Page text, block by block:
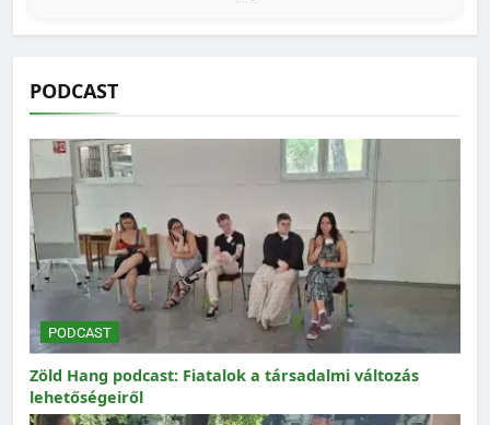
PODCAST
PODCAST
Zöld Hang podcast: Fiatalok a társadalmi változás
lehetőségeiről